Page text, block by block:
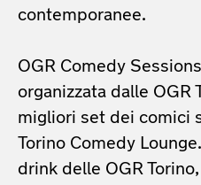
contemporanee.
OGR Comedy
organizzata dalle OGR
migliori set dei comici
Torino Comedy
drink delle OGR